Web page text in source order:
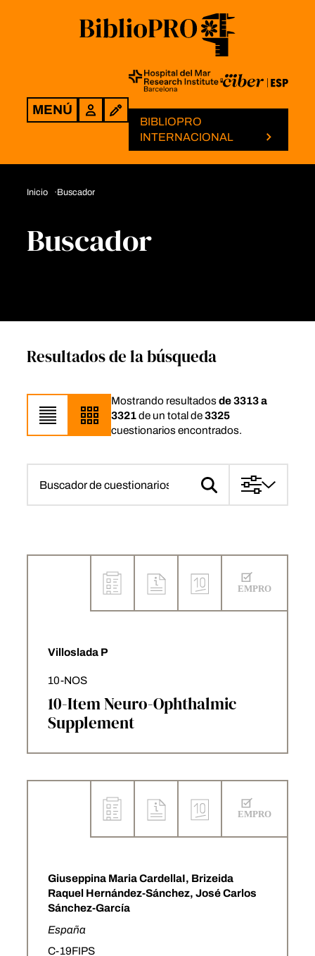
MENÚ Login
BIBLIOPRO
INTERNACIONAL
Inicio Buscador
Buscador
Resultados de la búsqueda
Mostrando resultadosde 3313 a
3321de un total de3325
cuestionarios encontrados.
Villoslada P
10-NOS
10-Item Neuro-Ophthalmic
Supplement
Giuseppina Maria CardellaI, Brizeida
Raquel Hernández-Sánchez, José Carlos
Sánchez-García
España
C-19FIPS